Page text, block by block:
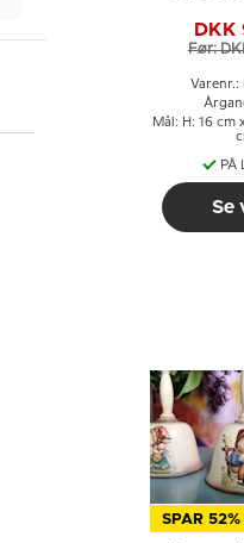
DKK
Før:
Varenr.:
Mål: H: 16 cm
PÅ
Se
SPAR 52%